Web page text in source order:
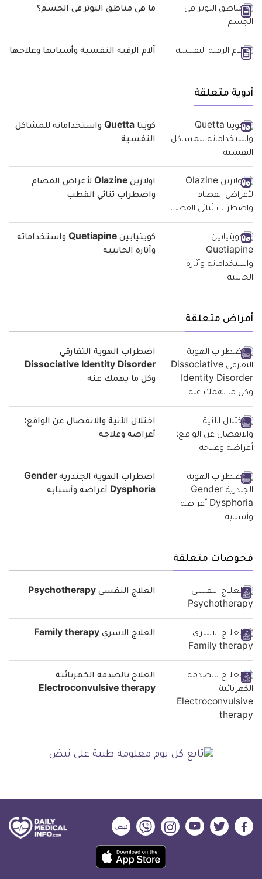
ما هي مناطق التوتر في الجسم؟
آلام الرقبة النفسية وأسبابها وعلاجها
أدوية متعلقة
كويتا Quetta واستخداماته للمشاكل
النفسية
اولازين Olazine لأعراض الفصام
واضطراب ثنائي القطب
كويتيابين Quetiapine واستخداماته
وآثاره الجانبية
أمراض متعلقة
اضطراب الهوية التفارقي
Dissociative Identity Disorder
وكل ما يهمك عنه
اختلال الآنية والانفصال عن الواقع:
أعراضه وعلاجه
اضطراب الهوية الجندرية Gender
Dysphoria أعراضه وأسبابه
فحوصات متعلقة
العلاج النفسى Psychotherapy
العلاج الاسري Family therapy
العلاج بالصدمة الكهربائية
Electroconvulsive therapy
ديلي
ديلي
ديلي
ميديكال
ديلي
ميديكال
انفو
ديلي
ميديكال
انفو
ديلي
ميديكال
انفو
حمل
تطبيق